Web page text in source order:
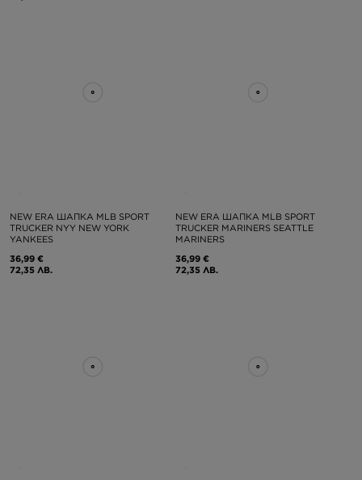
NEW ERA ШАПКА MLB SPORT
TRUCKER NYY NEW YORK
YANKEES
36,99 €
72,35 ЛВ.
NEW ERA ШАПКА MLB SPORT
TRUCKER MARINERS SEATTLE
MARINERS
36,99 €
72,35 ЛВ.